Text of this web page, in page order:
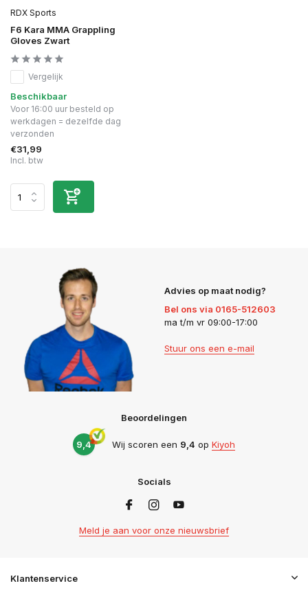
RDX Sports
F6 Kara MMA Grappling
Gloves Zwart
Vergelijk
Beschikbaar
Voor 16:00 uur besteld op
werkdagen = dezelfde dag
verzonden
€31,99
Incl. btw
Advies op maat nodig?
Bel ons via 0165-512603
ma t/m vr 09:00-17:00
Stuur ons een e-mail
Beoordelingen
9,4 Wij scoren een 9,4 op Kiyoh
Socials
Meld je aan voor onze nieuwsbrief
Klantenservice